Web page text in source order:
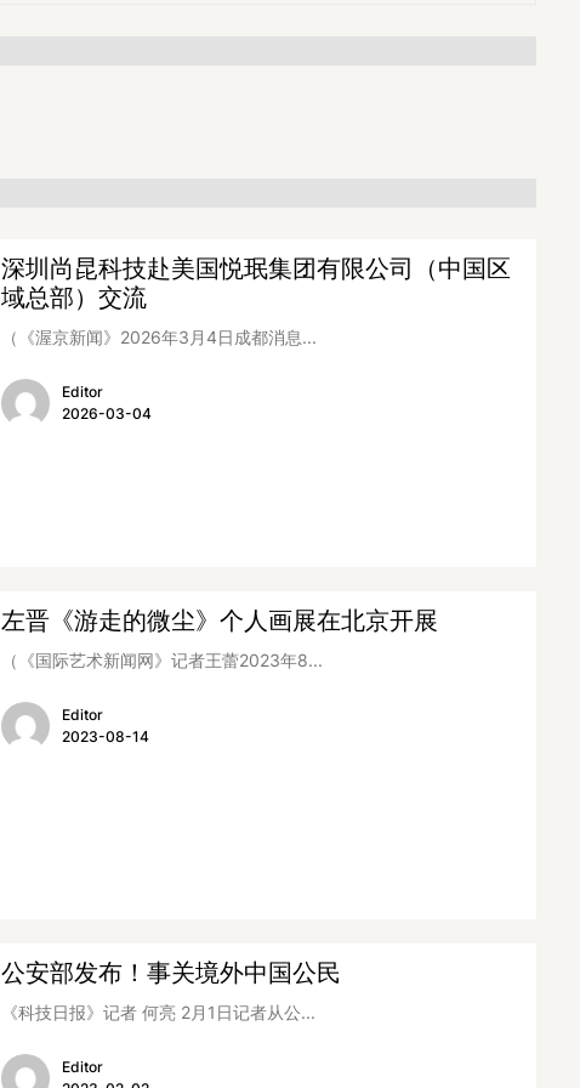
深圳尚昆科技赴美国悦珉集团有限公司（中国区
域总部）交流
（《渥京新闻》2026年3月4日成都消息...
Editor
2026-03-04
左晋《游走的微尘》个人画展在北京开展
（《国际艺术新闻网》记者王蕾2023年8...
Editor
2023-08-14
公安部发布！事关境外中国公民
《科技日报》记者 何亮 2月1日记者从公...
Editor